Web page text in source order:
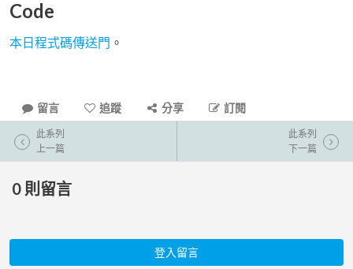
Code
本日程式碼傳送門 。
留言 追蹤 分享 訂閱
此系列
上一篇
此系列
下一篇
0 則留言
登入留言